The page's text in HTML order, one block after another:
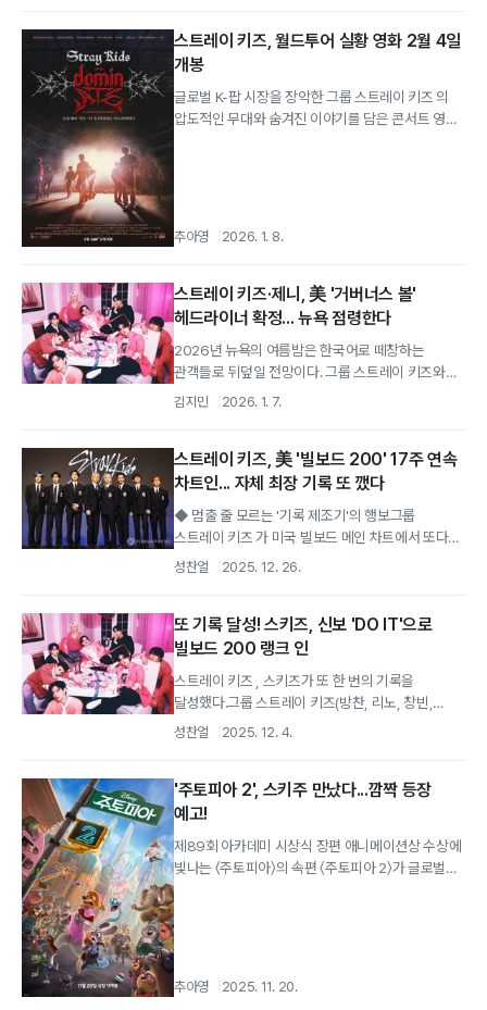
스트레이 키즈, 월드투어 실황 영화 2월 4일
개봉
글로벌 K-팝 시장을 장악한 그룹 스트레이 키즈 의
압도적인 무대와 숨겨진 이야기를 담은 콘서트 영화
추아영 2026. 1. 8.
스트레이 키즈·제니, 美 '거버너스 볼'
헤드라이너 확정... 뉴욕 점령한다
2026년 뉴욕의 여름밤은 한국어로 떼창하는
관객들로 뒤덮일 전망이다. 그룹 스트레이 키즈와
블랙핑크의 제니가 미국 대형 음악 축제 '더...
김지민 2026. 1. 7.
스트레이 키즈, 美 '빌보드 200' 17주 연속
차트인... 자체 최장 기록 또 깼다
◆ 멈출 줄 모르는 '기록 제조기'의 행보그룹
스트레이 키즈 가 미국 빌보드 메인 차트에서 또다시
자체 신기록을 경신하며 'K-팝...
성찬얼 2025. 12. 26.
또 기록 달성! 스키즈, 신보 'DO IT'으로
빌보드 200 랭크 인
스트레이 키즈 , 스키즈가 또 한 번의 기록을
달성했다.그룹 스트레이 키즈(방찬, 리노, 창빈,
현진, 한, 필릭스, 승민, 아이엔)는 12월...
성찬얼 2025. 12. 4.
'주토피아 2', 스키주 만났다...깜짝 등장
예고!
제89회 아카데미 시상식 장편 애니메이션상 수상에
빛나는 〈주토피아〉의 속편 〈주토피아 2〉가 글로벌
추아영 2025. 11. 20.